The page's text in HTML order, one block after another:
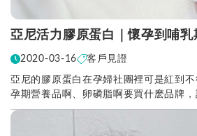
亞尼活力膠原蛋白｜懷孕到哺
2020-03-16 客戶見證
亞尼的膠原蛋白在孕婦社團裡可是紅到
孕期營養品啊、卵磷脂啊要買什麽品牌
尼活力～